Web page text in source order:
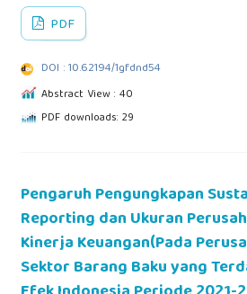
PDF
DOI : 10.62194/1gfdnd54
Abstract View : 40
PDF downloads: 29
Pengaruh Pengungkapan
Reporting dan Ukuran
Kinerja Keuangan(Pada
Sektor Barang Baku yang